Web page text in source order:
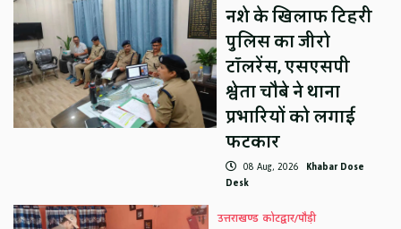
नशे के खिलाफ टिहरी
पुलिस का जीरो
टॉलरेंस, एसएसपी
श्वेता चौबे ने थाना
प्रभारियों को लगाई
फटकार
08 Aug, 2026 Khabar Dose
Desk
उत्तराखण्ड कोटद्वार/पौड़ी